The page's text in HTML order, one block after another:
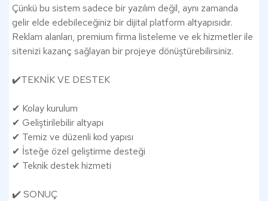
Çünkü bu sistem sadece bir yazılım değil, aynı zamanda
gelir elde edebileceğiniz bir dijital platform altyapısıdır.
Reklam alanları, premium firma listeleme ve ek hizmetler ile
sitenizi kazanç sağlayan bir projeye dönüştürebilirsiniz.
✔️TEKNİK VE DESTEK
✔ Kolay kurulum
✔ Geliştirilebilir altyapı
✔ Temiz ve düzenli kod yapısı
✔ İsteğe özel geliştirme desteği
✔ Teknik destek hizmeti
✔️ SONUÇ